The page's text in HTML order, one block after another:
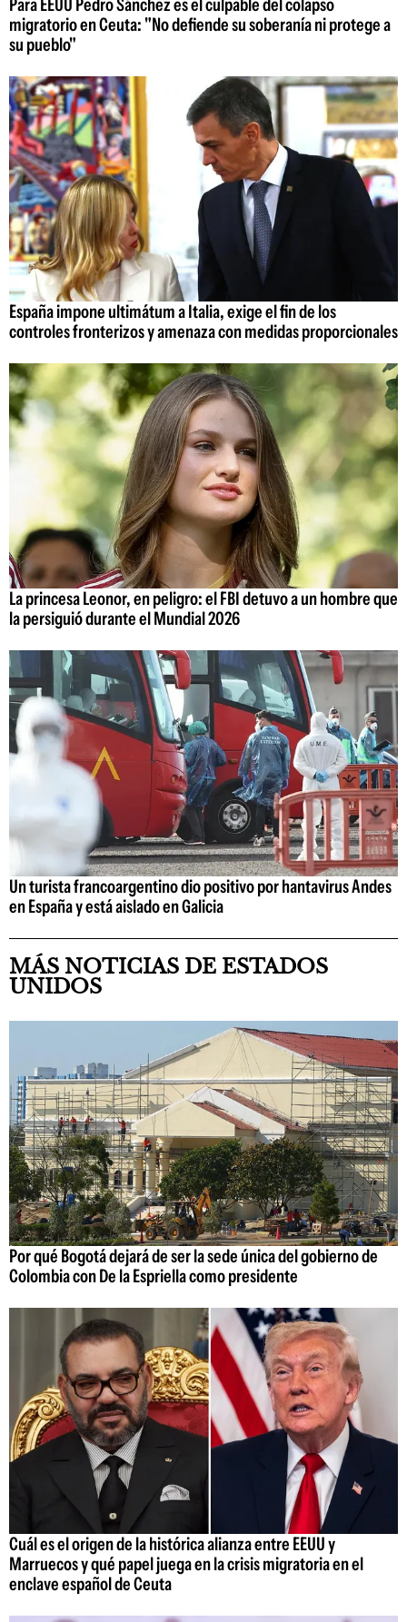
migratorio en Ceuta: "No defiende su soberanía ni protege a
su pueblo"
España impone ultimátum a Italia, exige el fin de los
controles fronterizos y amenaza con medidas proporcionales
La princesa Leonor, en peligro: el FBI detuvo a un hombre que
la persiguió durante el Mundial 2026
Un turista francoargentino dio positivo por hantavirus Andes
en España y está aislado en Galicia
MÁS NOTICIAS DE ESTADOS
UNIDOS
Por qué Bogotá dejará de ser la sede única del gobierno de
Colombia con De la Espriella como presidente
Cuál es el origen de la histórica alianza entre EEUU y
Marruecos y qué papel juega en la crisis migratoria en el
enclave español de Ceuta